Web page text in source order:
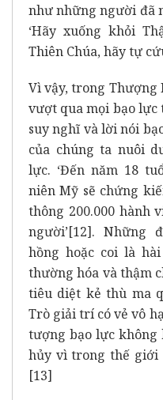
như những người đã
‘Hãy xuống khỏi
Thiên Chúa, hãy tự
Vì vậy, trong Thượng
vượt qua mọi bạo
suy nghĩ và lời nói
của chúng ta nuôi
lực. ‘Đến năm 18
niên Mỹ sẽ chứng
thông 200.000 hành
người’[12]. Những
hồng hoặc coi là
thường hóa và thậm
tiêu diệt kẻ thù ma
Trò giải trí có vẻ vô
tượng bạo lực không
hủy vì trong thế giới
[13]